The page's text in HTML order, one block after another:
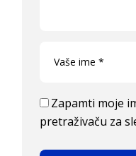
Zapamti moje
pretraživaču za